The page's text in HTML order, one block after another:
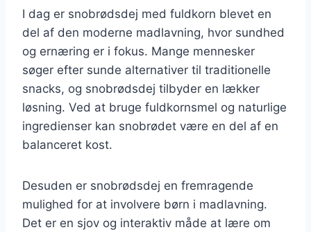
I dag er snobrødsdej med fuldkorn blevet en
del af den moderne madlavning, hvor sundhed
og ernæring er i fokus. Mange mennesker
søger efter sunde alternativer til traditionelle
snacks, og snobrødsdej tilbyder en lækker
løsning. Ved at bruge fuldkornsmel og naturlige
ingredienser kan snobrødet være en del af en
balanceret kost.
Desuden er snobrødsdej en fremragende
mulighed for at involvere børn i madlavning.
Det er en sjov og interaktiv måde at lære om